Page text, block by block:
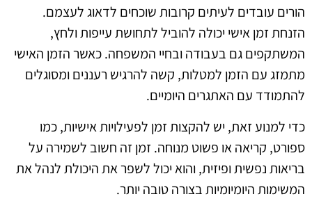
הורים עובדים לעיתים קרובות שוכחים לדאוג לעצמם.
הזנחת זמן אישי יכולה להוביל לתחושת עייפות ולחץ,
המשתקפים גם בעבודה ובחיי המשפחה. כאשר הזמן האישי
מתמזג עם הזמן למטלות, קשה להרגיש רעננים ומסוגלים
להתמודד עם האתגרים היומיים.
כדי למנוע זאת, יש להקצות זמן לפעילויות אישיות, כמו
ספורט, קריאה או פשוט מנוחה. זמן זה חשוב לשמירה על
בריאות נפשית ופיזית, והוא יכול לשפר את היכולת לנהל את
המשימות היומיומיות בצורה טובה יותר.